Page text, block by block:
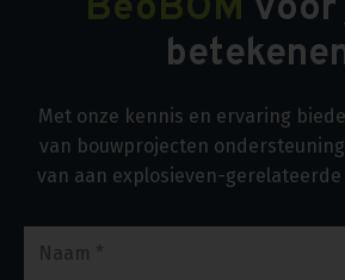
BeoBOM voor
Met onze kennis en ervaring
van bouwprojecten
van aan explosieven-